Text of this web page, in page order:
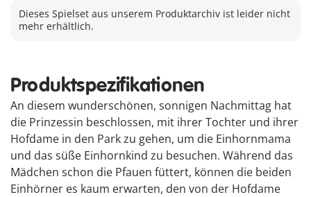
Dieses Spielset aus unserem Produktarchiv ist leider nicht
mehr erhältlich.
Produktspezifikationen
An diesem wunderschönen, sonnigen Nachmittag hat
die Prinzessin beschlossen, mit ihrer Tochter und ihrer
Hofdame in den Park zu gehen, um die Einhornmama
und das süße Einhornkind zu besuchen. Während das
Mädchen schon die Pfauen füttert, können die beiden
Einhörner es kaum erwarten, den von der Hofdame